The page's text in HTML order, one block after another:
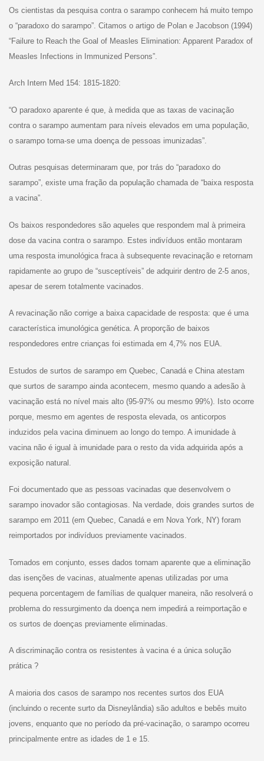
Os cientistas da pesquisa contra o sarampo conhecem há muito tempo
o “paradoxo do sarampo”. Citamos o artigo de Polan e Jacobson (1994)
“Failure to Reach the Goal of Measles Elimination: Apparent Paradox of
Measles Infections in Immunized Persons”.
Arch Intern Med 154: 1815-1820:
“O paradoxo aparente é que, à medida que as taxas de vacinação
contra o sarampo aumentam para níveis elevados em uma população,
o sarampo torna-se uma doença de pessoas imunizadas”.
Outras pesquisas determinaram que, por trás do “paradoxo do
sarampo”, existe uma fração da população chamada de “baixa resposta
a vacina”.
Os baixos respondedores são aqueles que respondem mal à primeira
dose da vacina contra o sarampo. Estes indivíduos então montaram
uma resposta imunológica fraca à subsequente revacinação e retornam
rapidamente ao grupo de “susceptíveis” de adquirir dentro de 2-5 anos,
apesar de serem totalmente vacinados.
A revacinação não corrige a baixa capacidade de resposta: que é uma
característica imunológica genética. A proporção de baixos
respondedores entre crianças foi estimada em 4,7% nos EUA.
Estudos de surtos de sarampo em Quebec, Canadá e China atestam
que surtos de sarampo ainda acontecem, mesmo quando a adesão à
vacinação está no nível mais alto (95-97% ou mesmo 99%). Isto ocorre
porque, mesmo em agentes de resposta elevada, os anticorpos
induzidos pela vacina diminuem ao longo do tempo. A imunidade à
vacina não é igual à imunidade para o resto da vida adquirida após a
exposição natural.
Foi documentado que as pessoas vacinadas que desenvolvem o
sarampo inovador são contagiosas. Na verdade, dois grandes surtos de
sarampo em 2011 (em Quebec, Canadá e em Nova York, NY) foram
reimportados por indivíduos previamente vacinados.
Tomados em conjunto, esses dados tornam aparente que a eliminação
das isenções de vacinas, atualmente apenas utilizadas por uma
pequena porcentagem de famílias de qualquer maneira, não resolverá o
problema do ressurgimento da doença nem impedirá a reimportação e
os surtos de doenças previamente eliminadas.
A discriminação contra os resistentes à vacina é a única solução
prática ?
A maioria dos casos de sarampo nos recentes surtos dos EUA
(incluindo o recente surto da Disneylândia) são adultos e bebês muito
jovens, enquanto que no período da pré-vacinação, o sarampo ocorreu
principalmente entre as idades de 1 e 15.